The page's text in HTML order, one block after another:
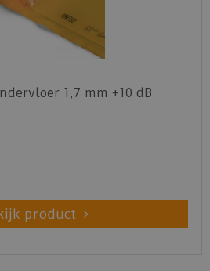
1,7 mm +10 dB
product